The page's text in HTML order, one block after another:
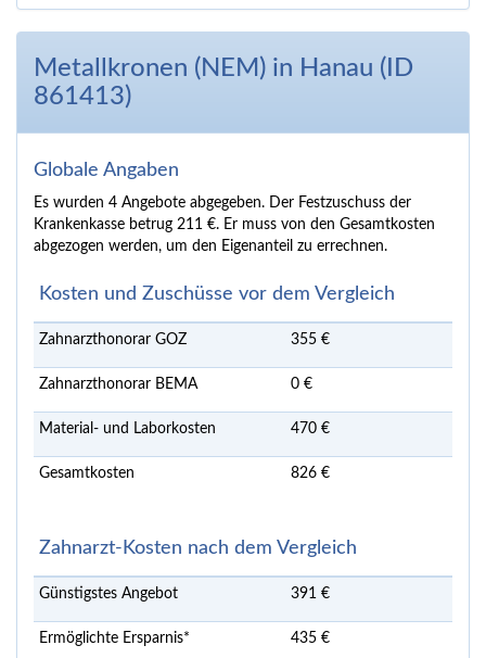
Metallkronen (NEM) in Hanau (ID
861413)
Globale Angaben
Es wurden 4 Angebote abgegeben. Der Festzuschuss der
Krankenkasse betrug 211 €. Er muss von den Gesamtkosten
abgezogen werden, um den Eigenanteil zu errechnen.
Kosten und Zuschüsse vor dem Vergleich
Zahnarzthonorar GOZ 355 €
Zahnarzthonorar BEMA 0 €
Material- und Laborkosten 470 €
Gesamtkosten 826 €
Zahnarzt-Kosten nach dem Vergleich
Günstigstes Angebot 391 €
Ermöglichte Ersparnis* 435 €